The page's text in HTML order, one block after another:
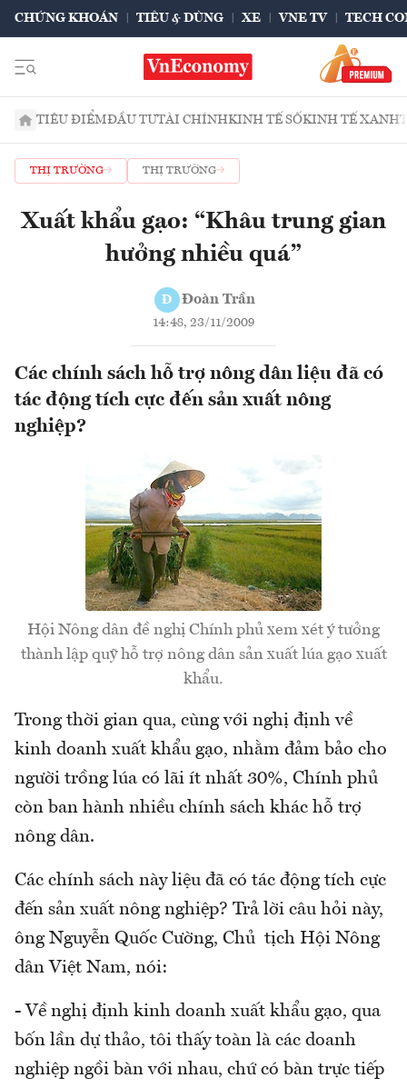
CHỨNG KHOÁN TIÊU & DÙNG XE VNE TV TECH
TIÊU ĐIỂMĐẦU TƯTÀI CHÍNHKINH TẾ SỐKINH TẾ XANH
THỊ TRƯỜNG THỊ TRƯỜNG
Xuất khẩu gạo: “Khâu trung gian
hưởng nhiều quá”
Đ Đoàn Trần
14:48, 23/11/2009
Các chính sách hỗ trợ nông dân liệu đã có
tác động tích cực đến sản xuất nông
nghiệp?
Hội Nông dân đề nghị Chính phủ xem xét ý tưởng
thành lập quỹ hỗ trợ nông dân sản xuất lúa gạo xuất
khẩu.
Trong thời gian qua, cùng với nghị định về
kinh doanh xuất khẩu gạo, nhằm đảm bảo cho
người trồng lúa có lãi ít nhất 30%, Chính phủ
còn ban hành nhiều chính sách khác hỗ trợ
nông dân.
Các chính sách này liệu đã có tác động tích cực
đến sản xuất nông nghiệp? Trả lời câu hỏi này,
ông Nguyễn Quốc Cường, Chủ tịch Hội Nông
dân Việt Nam, nói:
- Về nghị định kinh doanh xuất khẩu gạo, qua
bốn lần dự thảo, tôi thấy toàn là các doanh
nghiệp ngồi bàn với nhau, chứ có bàn trực tiếp